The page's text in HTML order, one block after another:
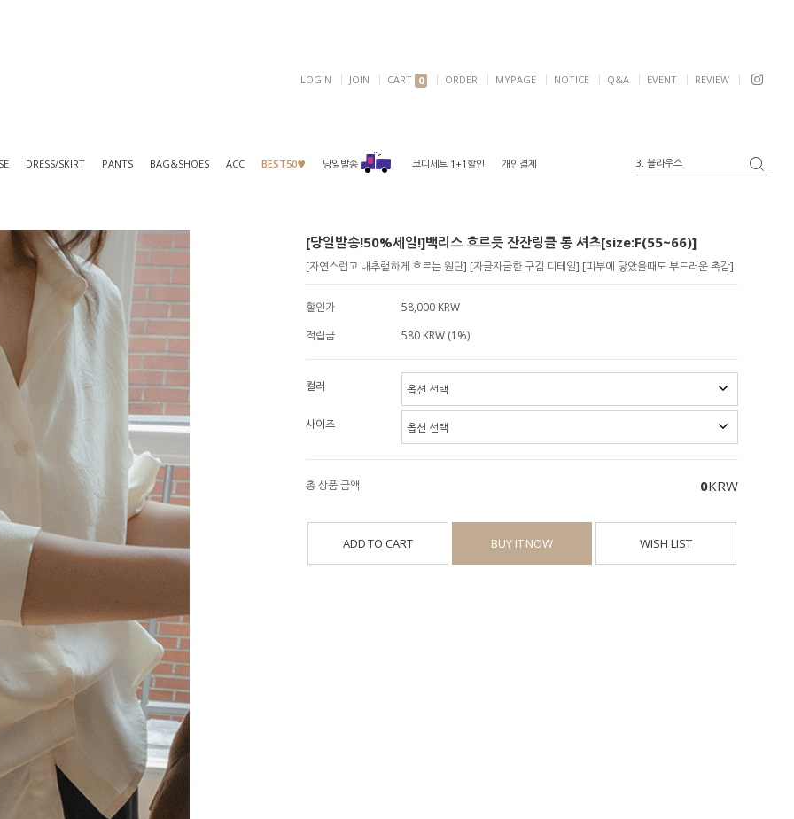
NOTICE Q&A EVENT REVIEW
LOGIN JOIN CART 0 ORDER MYPAGE
DRESS/SKIRT PANTS BAG&SHOES ACC BEST50♥ 당일발송 코디세트 1+1할인 개인결제
4. 반팔
2. 가디건
3. 블라우스
[당일발송!50%세일!]백리스 흐르듯 잔잔링클 롱 셔츠[size:F(55~66)]
[자연스럽고 내추럴하게 흐르는 원단] [자글자글한 구김 디테일] [피부에 닿았을때도 부드러운 촉감]
할인가
58,000 KRW
적립금
580 KRW (1%)
컬러
사이즈
총 상품 금액 0KRW
ADD TO CART BUY IT NOW WISH LIST